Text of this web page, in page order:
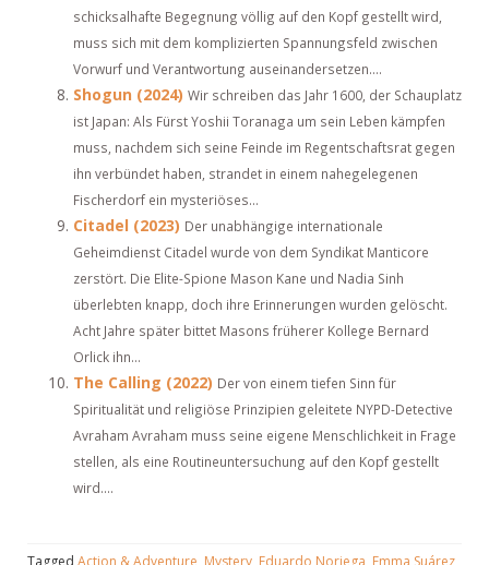
schicksalhafte Begegnung völlig auf den Kopf gestellt wird,
muss sich mit dem komplizierten Spannungsfeld zwischen
Vorwurf und Verantwortung auseinandersetzen....
Shogun (2024) Wir schreiben das Jahr 1600, der Schauplatz
ist Japan: Als Fürst Yoshii Toranaga um sein Leben kämpfen
muss, nachdem sich seine Feinde im Regentschaftsrat gegen
ihn verbündet haben, strandet in einem nahegelegenen
Fischerdorf ein mysteriöses...
Citadel (2023) Der unabhängige internationale
Geheimdienst Citadel wurde von dem Syndikat Manticore
zerstört. Die Elite-Spione Mason Kane und Nadia Sinh
überlebten knapp, doch ihre Erinnerungen wurden gelöscht.
Acht Jahre später bittet Masons früherer Kollege Bernard
Orlick ihn...
The Calling (2022) Der von einem tiefen Sinn für
Spiritualität und religiöse Prinzipien geleitete NYPD-Detective
Avraham Avraham muss seine eigene Menschlichkeit in Frage
stellen, als eine Routineuntersuchung auf den Kopf gestellt
wird....
Tagged Action & Adventure Mystery Eduardo Noriega Emma Suárez